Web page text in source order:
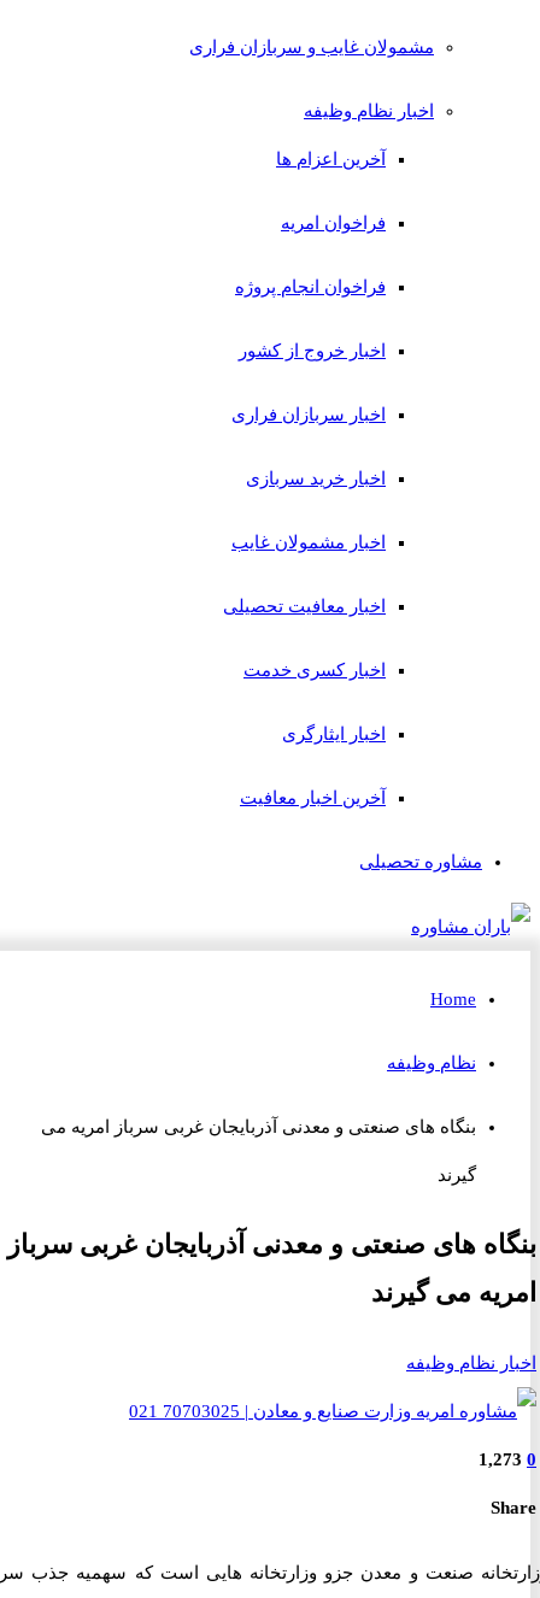
مشمولان غایب و سربازان فراری
اخبار نظام وظیفه
آخرین اعزام ها
فراخوان امریه
فراخوان انجام پروژه
اخبار خروج از کشور
اخبار سربازان فراری
اخبار خرید سربازی
اخبار مشمولان غایب
اخبار معافیت تحصیلی
اخبار کسری خدمت
اخبار ایثارگری
آخرین اخبار معافیت
مشاوره تحصیلی
Home
نظام وظیفه
بنگاه های صنعتی و معدنی آذربایجان غربی سرباز امریه می
گیرند
های صنعتی و معدنی آذربایجان غربی سرباز
می گیرند
نظام وظیفه
صنعت و معدن جزو وزارتخانه هایی است که سهمیه جذب سرباز